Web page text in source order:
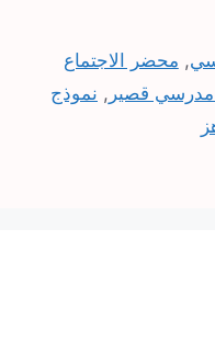
, محضر الاجتماع
قصير , نموذج